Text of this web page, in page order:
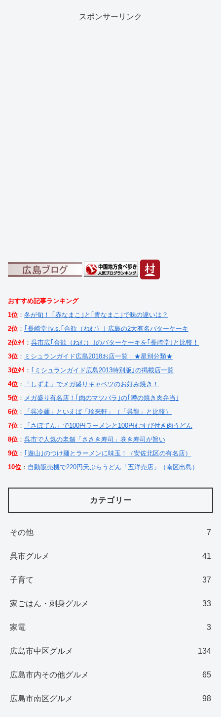
スポンサーリンク
おすすめ記事ランキング
1位 ： 冬が旬！ ｢赤なまこ｣と｢青なまこ｣で味の違いは？
2位 ： ｢長崎堂｣v.s.｢合歓（ねむ）｣ 広島の2大有名バターケーキ
2位ﾀｲ ： 呉市広｢合歓（ねむ）｣のバターケーキを｢長崎堂｣と比較！
3位 ： ミシュランガイド広島2018お店一覧｜★星別分類★
3位ﾀｲ ： ｢ミシュランガイド広島2013特別版｣の掲載店一覧
4位 ：
「しずま」でメガ盛りキャベツのお好み焼き！
5位 ： メガ盛り有名店！｢肉のマツバラ｣の｢噂の焼き肉弁当｣
6位 ：
「呉冷麺」といえば「珍来軒」（「呉龍」と比較）
7位 ：
「さぼてん」で100円ラーメンと100円むすび付き肉うどん
8位 ： 呉市で人気の老舗「ささき寿司」巻き寿司が旨い
9位 ： ｢遊山｣のつけ麺とラーメンに味玉！（安佐北区の有名店）
10位 ： 自動販売機で220円天ぷらうどん「五洋売店」（南区出島）
カテゴリー
その他 7
呉市グルメ 41
子育て 37
家ごはん・刺身グルメ 33
家電 3
広島市中区グルメ 134
広島市内その他グルメ 65
広島市南区グルメ 98